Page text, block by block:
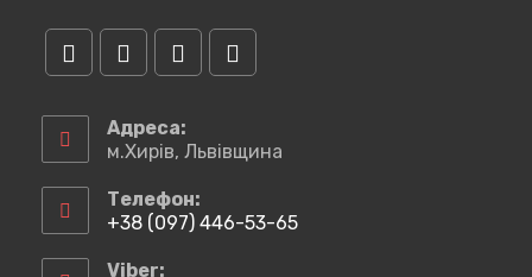
новій
новій
вкладці
новій
вкладцівкладці
Адреса:
м.Хирів, Львівщина
Телефон:
+38 (097) 446-53-65
у
Viber: